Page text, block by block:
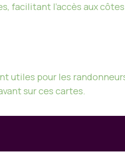
facilitant l’accès aux côtes
utiles pour les
sur ces cartes.